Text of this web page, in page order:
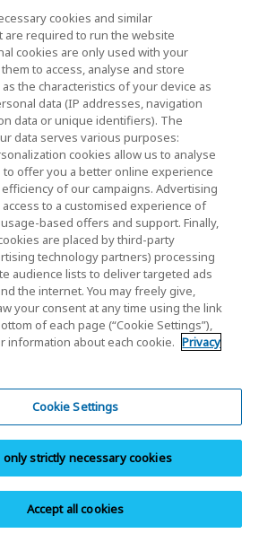
인은 사전 통보 없이 바뀔 수 있습니다.
대한 답변을 빠르게 찾으려면 지원 FAQ를
, 매뉴얼, 브로셔 및 제품 이미지를 다운로
cookies and similar
are required to run the website
cookies are only used with your
to access, analyse and store
the characteristics of your device as
data (IP addresses, navigation
data or unique identifiers). The
data serves various purposes:
cookies allow us to analyse
offer you a better online experience
of our campaigns. Advertising
to a customised experience of
based offers and support. Finally,
are placed by third-party
technology partners) processing
audience lists to deliver targeted ads
the internet. You may freely give,
your consent at any time using the link
of each page (“Cookie Settings”),
information about each cookie. Privacy
Cookie Settings
only strictly necessary cookies
Accept all cookies